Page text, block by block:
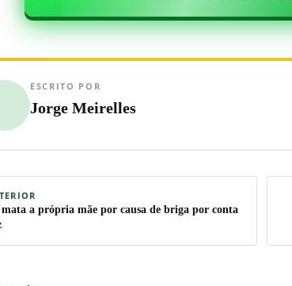
ESCRITO POR
Jorge Meirelles
a própria mãe por causa de briga por conta